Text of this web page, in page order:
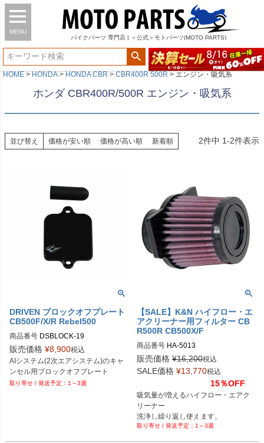
MENU
バイク パーツ 専門店 | ＜公式＞モトパーツ(MOTO PARTS)
HOME HONDA HONDA CBR CBR400R 500R エンジン・吸気系
ホンダ CBR400R/500R エンジン・吸気系
並び替え 価格が安い順 価格が高い順 新着順 2件中 1-2件表示
DRIVEN ブロックオフプレート
CB500F/X/R Rebel500
商品番号 DSBLOCK-19
B型番：576437
D型番：0930-0158
販売価格 ¥8,900税込
AIシステム(2次エアシステム)のキャ
ンセル用ブロックオフプレート
1～3週
【SALE】K&N ハイフロー・エ
アクリーナー用フィルター CB
R500R CB500X/F
商品番号 HA-5013
HD型番：024844199737
販売価格 ¥16,200税込
SALE価格 ¥13,770税込
15％OFF
吸気量が増えるハイフロー・エアク
リーナー
洗浄し繰り返し使えます。
HONDA CB500F, CBR500
1～3週